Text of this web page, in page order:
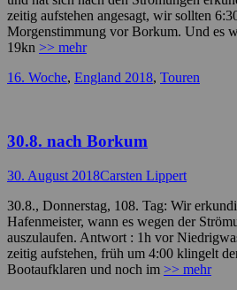
zeitig aufstehen angesagt, wir sollten
Morgenstimmung vor Borkum. Und es
19kn >> mehr
Kategorien
16. Woche, England 2018, Touren
30.8. nach Borkum
Posted
30. August 2018Autor
Carsten Lippert
30.8., Donnerstag, 108. Tag: Wir
Hafenmeister, wann es wegen der
auszulaufen. Antwort : 1h vor
zeitig aufstehen, früh um 4:00 klingelt
Bootaufklaren und noch im >> mehr